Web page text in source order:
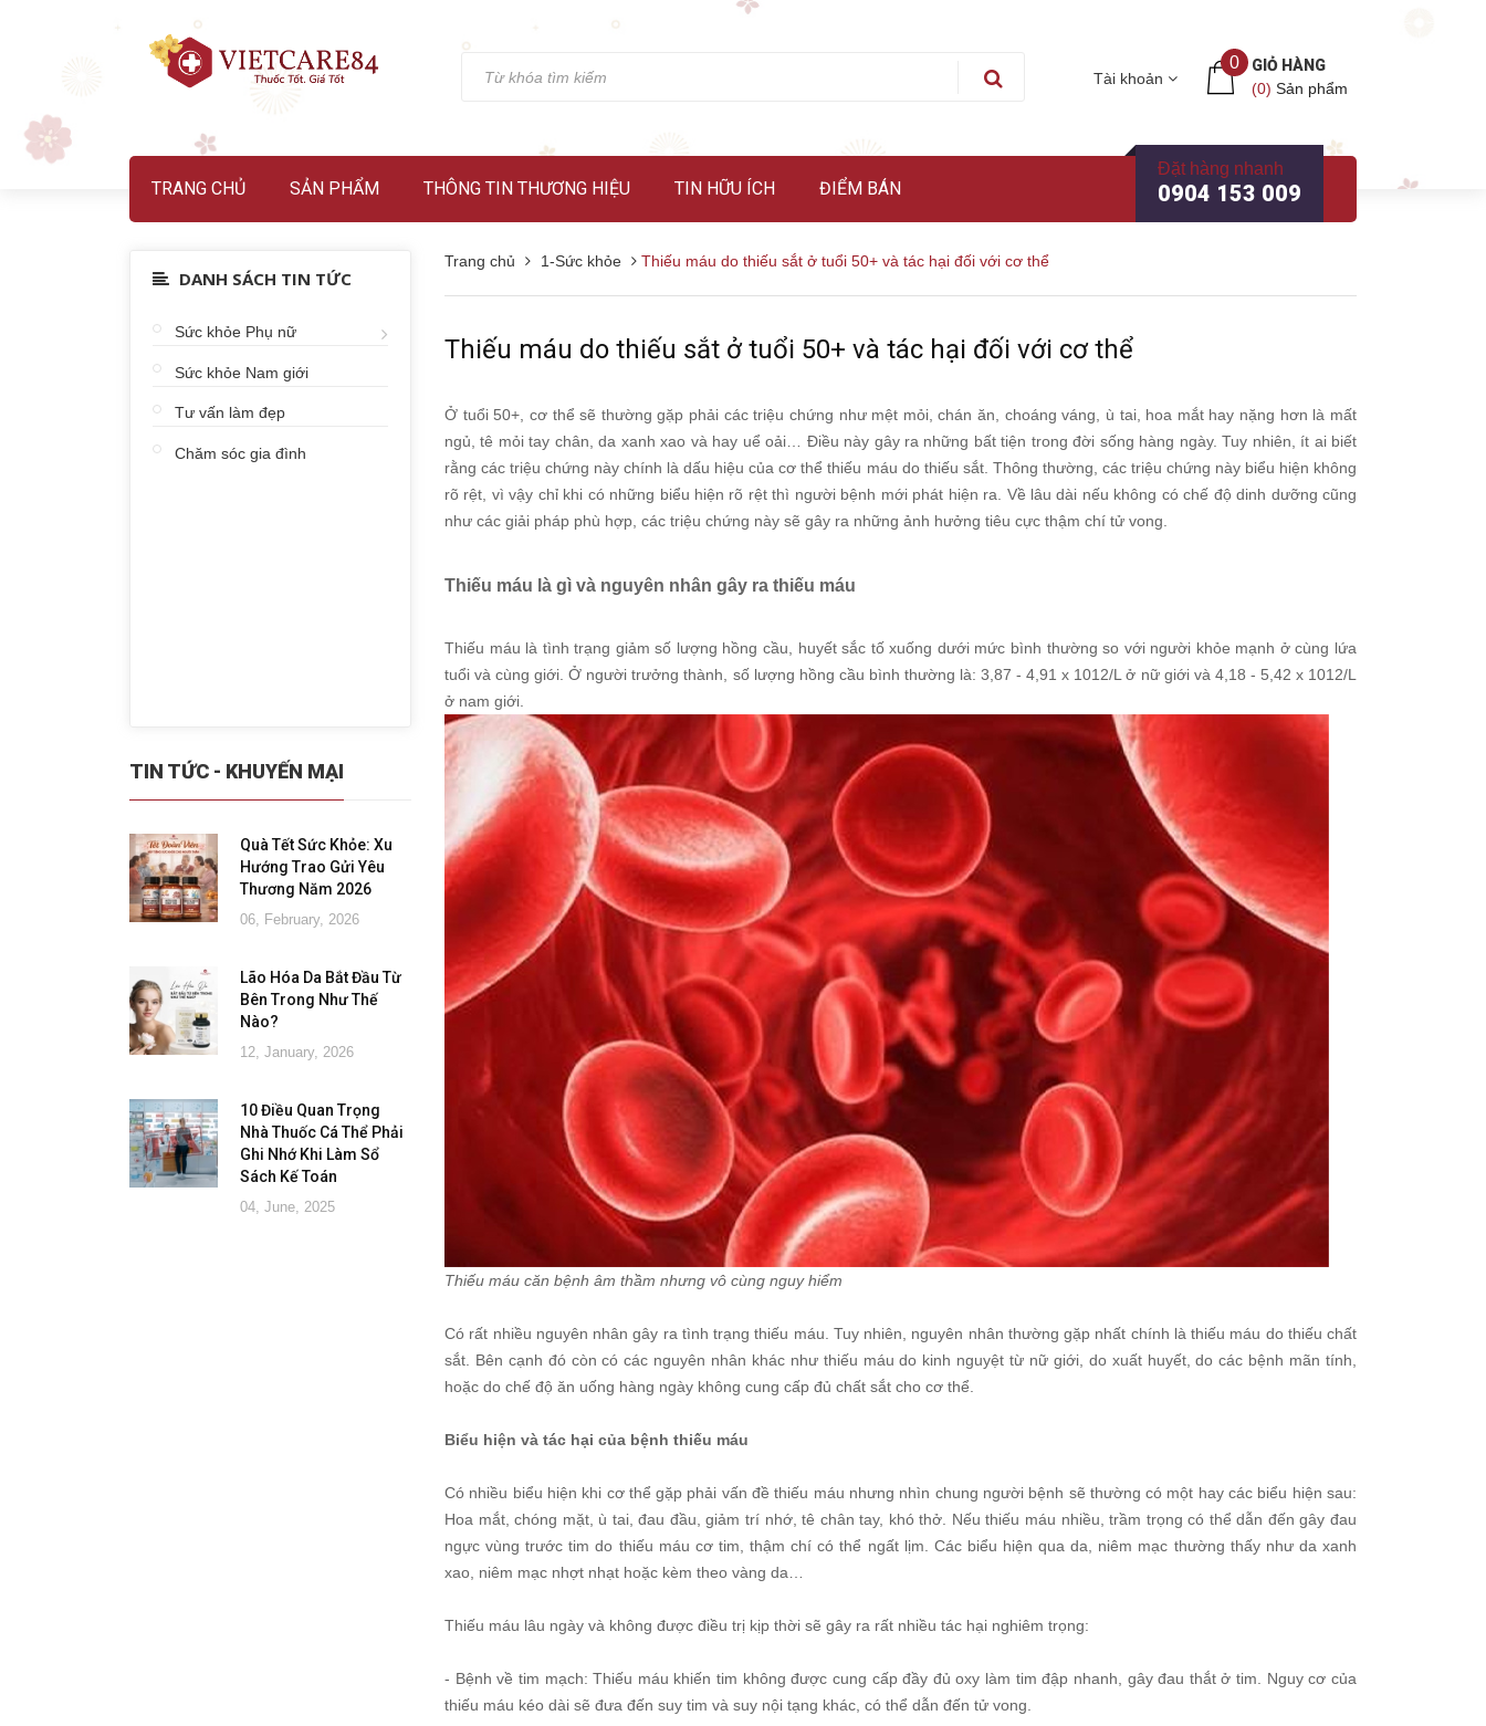
Tài khoản
0
GIỎ HÀNG
(0) Sản phẩm
TRANG CHỦ SẢN PHẨM THÔNG TIN THƯƠNG HIỆU TIN HỮU ÍCH ĐIỂM BÁN
Đặt hàng nhanh
0904 153 009
Trang chủ 1-Sức khỏe Thiếu máu do thiếu sắt ở tuổi 50+ và tác hại đối với cơ thể
Thiếu máu do thiếu sắt ở tuổi 50+ và tác hại đối với cơ thể
Ở tuổi 50+, cơ thể sẽ thường gặp phải các triệu chứng như mệt mỏi, chán ăn, choáng váng, ù tai, hoa mắt hay nặng hơn là mất
ngủ, tê mỏi tay chân, da xanh xao và hay uể oải… Điều này gây ra những bất tiện trong đời sống hàng ngày. Tuy nhiên, ít ai biết
rằng các triệu chứng này chính là dấu hiệu của cơ thể thiếu máu do thiếu sắt. Thông thường, các triệu chứng này biểu hiện không
rõ rệt, vì vậy chỉ khi có những biểu hiện rõ rệt thì người bệnh mới phát hiện ra. Về lâu dài nếu không có chế độ dinh dưỡng cũng
như các giải pháp phù hợp, các triệu chứng này sẽ gây ra những ảnh hưởng tiêu cực thậm chí tử vong.
Thiếu máu là gì và nguyên nhân gây ra thiếu máu
Thiếu máu là tình trạng giảm số lượng hồng cầu, huyết sắc tố xuống dưới mức bình thường so với người khỏe mạnh ở cùng lứa
tuổi và cùng giới. Ở người trưởng thành, số lượng hồng cầu bình thường là: 3,87 - 4,91 x 1012/L ở nữ giới và 4,18 - 5,42 x 1012/L
ở nam giới.
Thiếu máu căn bệnh âm thầm nhưng vô cùng nguy hiểm
Có rất nhiều nguyên nhân gây ra tình trạng thiếu máu. Tuy nhiên, nguyên nhân thường gặp nhất chính là thiếu máu do thiếu chất
sắt. Bên cạnh đó còn có các nguyên nhân khác như thiếu máu do kinh nguyệt từ nữ giới, do xuất huyết, do các bệnh mãn tính,
hoặc do chế độ ăn uống hàng ngày không cung cấp đủ chất sắt cho cơ thể.
Biểu hiện và tác hại của bệnh thiếu máu
Có nhiều biểu hiện khi cơ thể gặp phải vấn đề thiếu máu nhưng nhìn chung người bệnh sẽ thường có một hay các biểu hiện sau:
Hoa mắt, chóng mặt, ù tai, đau đầu, giảm trí nhớ, tê chân tay, khó thở. Nếu thiếu máu nhiều, trầm trọng có thể dẫn đến gây đau
ngực vùng trước tim do thiếu máu cơ tim, thậm chí có thể ngất lịm. Các biểu hiện qua da, niêm mạc thường thấy như da xanh
xao, niêm mạc nhợt nhạt hoặc kèm theo vàng da…
Thiếu máu lâu ngày và không được điều trị kịp thời sẽ gây ra rất nhiều tác hại nghiêm trọng:
- Bệnh về tim mạch: Thiếu máu khiến tim không được cung cấp đầy đủ oxy làm tim đập nhanh, gây đau thắt ở tim. Nguy cơ của
thiếu máu kéo dài sẽ đưa đến suy tim và suy nội tạng khác, có thể dẫn đến tử vong.
DANH SÁCH TIN TỨC
Sức khỏe Phụ nữ
Sức khỏe Nam giới
Tư vấn làm đẹp
Chăm sóc gia đình
TIN TỨC - KHUYẾN MẠI
Quà Tết Sức Khỏe: Xu
Hướng Trao Gửi Yêu
Thương Năm 2026
06, February, 2026
Lão Hóa Da Bắt Đầu Từ
Bên Trong Như Thế
Nào?
12, January, 2026
10 Điều Quan Trọng
Nhà Thuốc Cá Thể Phải
Ghi Nhớ Khi Làm Sổ
Sách Kế Toán
04, June, 2025